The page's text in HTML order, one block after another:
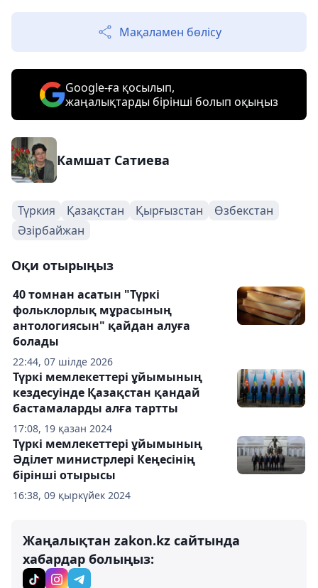
Мақаламен бөлісу
Google-ға қосылып,
жаңалықтарды бірінші болып оқыңыз
Камшат Сатиева
Түркия Қазақстан Қырғызстан
Өзбекстан
Әзірбайжан
Оқи отырыңыз
22:44, 07 шілде 2026
40 томнан асатын "Түркі
фольклорлық мұрасының
антологиясын" қайдан алуға
болады
17:08, 19 қазан 2024
Түркі мемлекеттері ұйымының
кездесуінде Қазақстан қандай
бастамаларды алға тартты
16:38, 09 қыркүйек 2024
Түркі мемлекеттері ұйымының
Әділет министрлері Кеңесінің
бірінші отырысы
Жаңалықтан zakon.kz сайтында
хабардар болыңыз: